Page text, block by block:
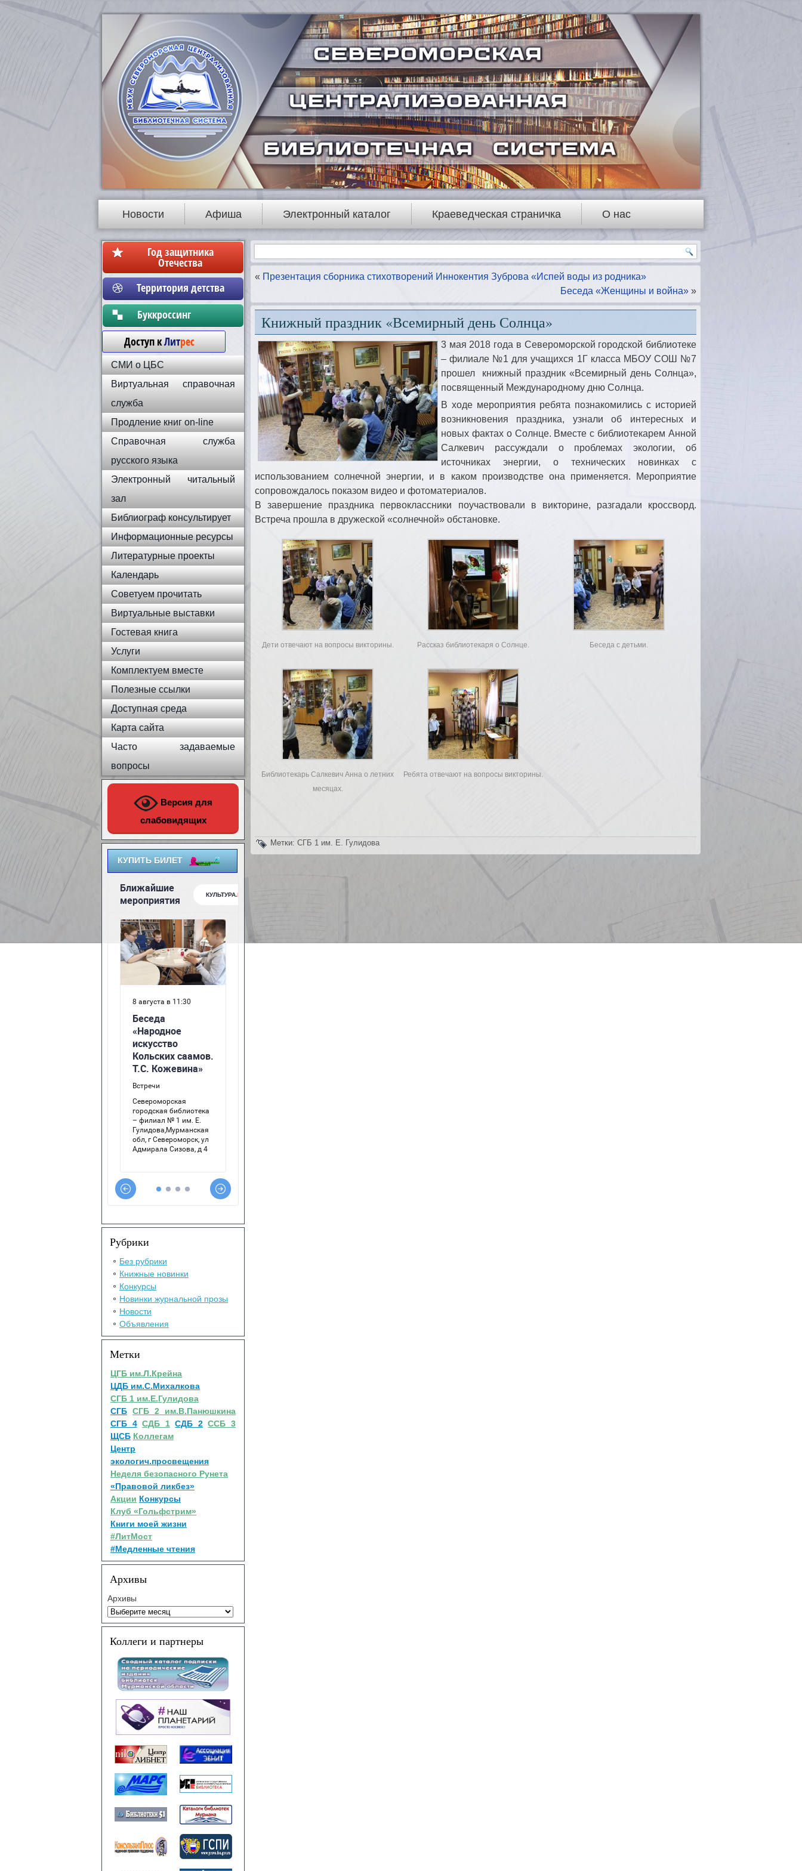
Новости Афиша Электронный каталог Краеведческая страничка О нас
Год защитника
Отечества
Территория детства
Бyккpoccинг
Доступ кЛитрес
СМИ о ЦБС
Виртуальная справочная
служба
Продление книг on-line
Справочная служба
русского языка
Электронный читальный
зал
Библиограф консультирует
Информационные ресурсы
Литературные проекты
Календарь
Советуем прочитать
Виртуальные выставки
Гостевая книга
Услуги
Комплектуем вместе
Полезные ссылки
Доступная среда
Карта сайта
Часто задаваемые
вопросы
Версия для
слабовидящих
КУПИТЬ БИЛЕТ
Рубрики
Без рубрики
Книжные новинки
Конкурсы
Новинки журнальной прозы
Новости
Объявления
Метки
ЦГБ им.Л.Крейна
ЦДБ им.С.Михалкова
СГБ 1 им.Е.Гулидова
СГБ СГБ 2 им.В.Панюшкина
СГБ 4 СДБ 1 СДБ 2 ССБ 3
ЩСБ Коллегам
Центр
экологич.просвещения
Неделя безопасного Рунета
«Правовой ликбез»
Акции Конкурсы
Клуб «Гольфстрим»
Книги моей жизни
#ЛитМост
#Медленные чтения
Архивы
Архивы
Коллеги и партнеры
« Презентация сборника стихотворений Иннокентия Зуброва «Испей воды из родника»
Беседа «Женщины и война» »
Книжный праздник «Всемирный день Солнца»
3 мая 2018 года в Североморской городской библиотеке
– филиале №1 для учащихся 1Г класса МБОУ СОШ №7
прошел книжный праздник «Всемирный день Солнца»,
посвященный Международному дню Солнца.
В ходе мероприятия ребята познакомились с историей
возникновения праздника, узнали об интересных и
новых фактах о Солнце. Вместе с библиотекарем Анной
Салкевич рассуждали о проблемах экологии, об
источниках энергии, о технических новинках с
использованием солнечной энергии, и в каком производстве она применяется. Мероприятие
сопровождалось показом видео и фотоматериалов.
В завершение праздника первоклассники поучаствовали в викторине, разгадали кроссворд.
Встреча прошла в дружеской «солнечной» обстановке.
Дети отвечают на вопросы викторины. Рассказ библиотекаря о Солнце. Беседа с детьми.
Библиотекарь Салкевич Анна о летних
месяцах.
Ребята отвечают на вопросы викторины.
Метки: СГБ 1 им. Е. Гулидова